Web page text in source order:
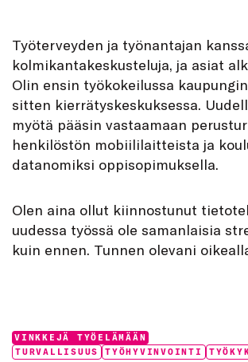
Työterveyden ja työnantajan
kolmikantakeskusteluja, ja asiat
Olin ensin työkokeilussa
sitten kierrätyskeskuksessa.
myötä pääsin vastaamaan
henkilöstön mobiililaitteista ja
datanomiksi oppisopimuksella.
Olen aina ollut kiinnostunut
uudessa työssä ole samanlaisia
kuin ennen. Tunnen olevani
Categories:
VINKKEJÄ TYÖELÄMÄÄN
Tags:
TURVALLISUUS TYÖHYVINVOINTI